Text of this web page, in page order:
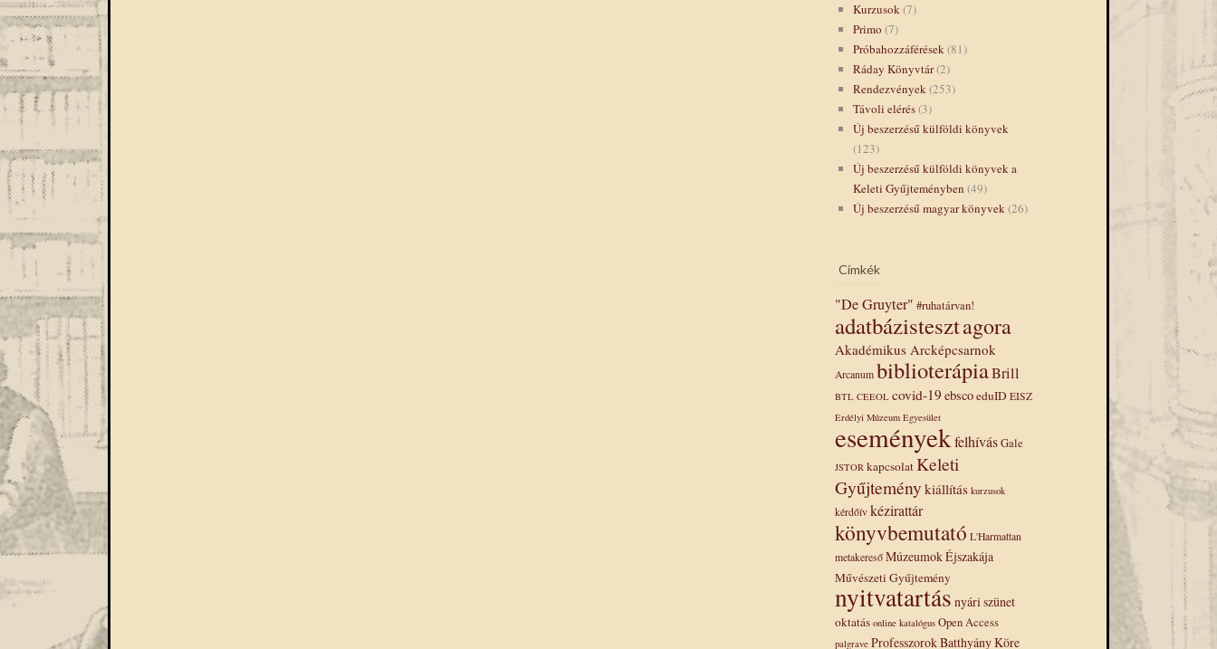
Kurzusok(7)
Primo (7)
Próbahozzáférések(81)
Ráday Könyvtár(2)
Rendezvények(253)
Távoli elérés(3)
Új beszerzésű külföldi könyvek
(123)
Új beszerzésű külföldi könyvek a
Keleti Gyűjteményben (49)
Új beszerzésű magyar könyvek(26)
Címkék
"De Gruyter" #ruhatárvan!
adatbázistesztagora
Akadémikus Arcképcsarnok
Arcanum biblioterápiaBrill
BTL CEEOL covid-19 ebscoeduID EISZ
Erdélyi Múzeum Egyesület
eseményekfelhívásGale
JSTOR kapcsolatKeleti
Gyűjtemény kiállítás kurzusok
kérdőív kézirattár
könyvbemutató L'Harmattan
metakereső Múzeumok Éjszakája
Művészeti Gyűjtemény
nyitvatartás nyári szünet
oktatás online katalógus Open Access
palgrave Professzorok Batthyány Köre